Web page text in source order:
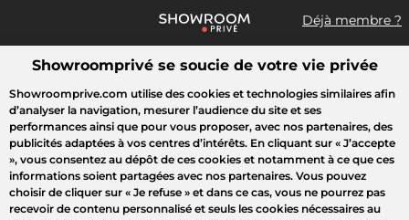
Déjà membre ?
Que recherchez-vous ?
Toutes les ventes Mode Sport Voyages Enfant
Showroomprivé se soucie de votre vie privée
Showroomprive.com utilise des cookies et technologies similaires afin
d’analyser la navigation, mesurer l’audience du site et ses
performances ainsi que pour vous proposer, avec nos partenaires, des
publicités adaptées à vos centres d’intérêts. En cliquant sur « J’accepte
», vous consentez au dépôt de ces cookies et notamment à ce que ces
informations soient partagées avec nos partenaires. Vous pouvez
choisir de cliquer sur « Je refuse » et dans ce cas, vous ne pourrez pas
recevoir de contenu personnalisé et seuls les cookies nécessaires au